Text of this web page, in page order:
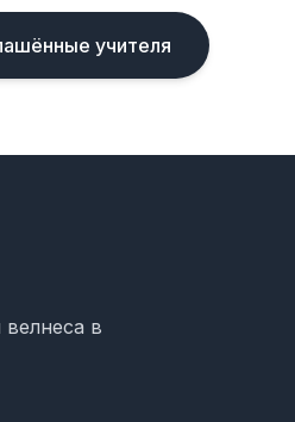
учителя
в